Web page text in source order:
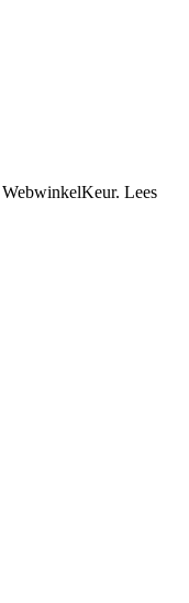
WebwinkelKeur. Lees